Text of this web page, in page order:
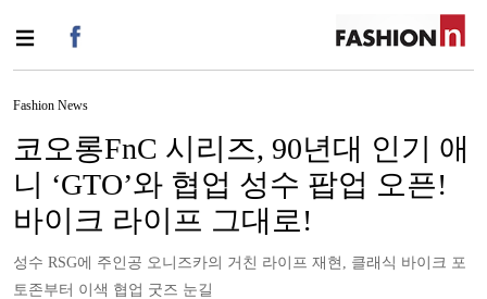
Fashion News
코오롱FnC 시리즈, 90년대 인기 애
니 ‘GTO’와 협업 성수 팝업 오픈!
바이크 라이프 그대로!
성수 RSG에 주인공 오니즈카의 거친 라이프 재현, 클래식 바이크 포
토존부터 이색 협업 굿즈 눈길